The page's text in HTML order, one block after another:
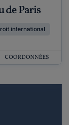
de Paris
international
COORDONNÉES